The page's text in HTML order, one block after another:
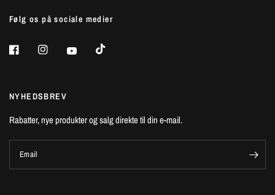
Følg os på sociale medier
NYHEDSBREV
Rabatter, nye produkter og salg direkte til din e-mail.
Email